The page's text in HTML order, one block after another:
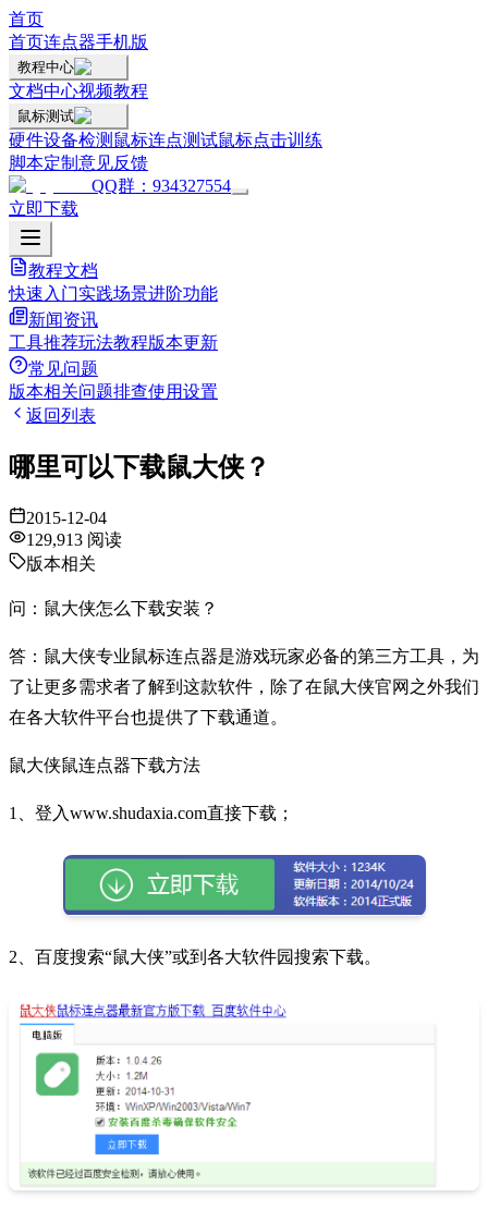
首页
首页连点器手机版
教程中心
文档中心视频教程
鼠标测试
硬件设备检测 鼠标连点测试鼠标点击训练
脚本定制 意见反馈
QQ群：934327554
立即下载
教程文档
快速入门实践场景进阶功能
新闻资讯
工具推荐玩法教程版本更新
常见问题
版本相关问题排查使用设置
返回列表
哪里可以下载鼠大侠？
2015-12-04
129,913 阅读
版本相关
问：鼠大侠怎么下载安装？
答：鼠大侠专业鼠标连点器是游戏玩家必备的第三方工具，为
了让更多需求者了解到这款软件，除了在鼠大侠官网之外我们
在各大软件平台也提供了下载通道。
鼠大侠鼠连点器下载方法
1、登入www.shudaxia.com直接下载；
2、百度搜索“鼠大侠”或到各大软件园搜索下载。